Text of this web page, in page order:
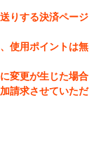
りする決済ページ
使用ポイントは無
変更が生じた場合
請求させていただ